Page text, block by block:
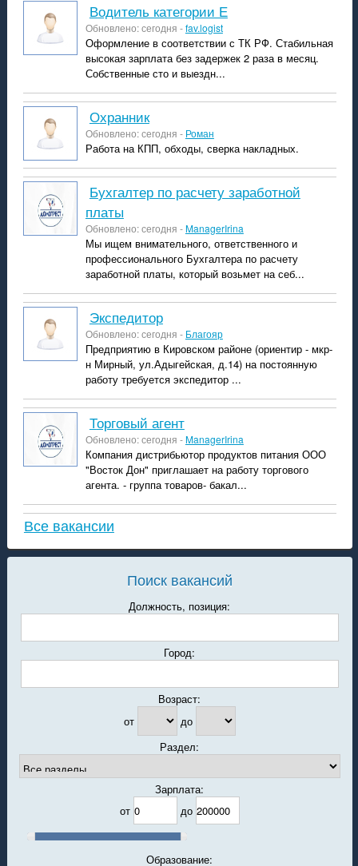
водитель категории Е
Обновлено: сегодня -fav.logist
Оформление в соответствии с ТК РФ. Стабильная
высокая зарплата без задержек 2 раза в месяц.
Собственные сто и выездн...
охранник
Обновлено: сегодня - Роман
Работа на КПП, обходы, сверка накладных.
Бухгалтер по расчету заработной
платы
Обновлено: сегодня -ManagerIrina
Мы ищем внимательного, ответственного и
профессионального Бухгалтера по расчету
заработной платы, который возьмет на себ...
экспедитор
Обновлено: сегодня - Благояр
Предприятию в Кировском районе (ориентир - мкр-
н Мирный, ул.Адыгейская, д.14) на постоянную
работу требуется экспедитор ...
Торговый агент
Обновлено: сегодня -ManagerIrina
Компания дистрибьютор продуктов питания ООО
"Восток Дон" приглашает на работу торгового
агента. - группа товаров- бакал...
Все вакансии
Поиск вакансий
Должность, позиция:
Город:
Возраст:
от
до
Раздел:
Зарплата:
от
до
Образование: